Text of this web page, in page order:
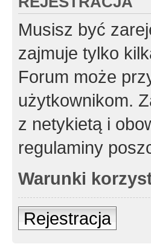
Musisz być
zajmuje tylko
Forum może
użytkownikom.
z netykietą i
regulaminy
Warunki
Rejestracja